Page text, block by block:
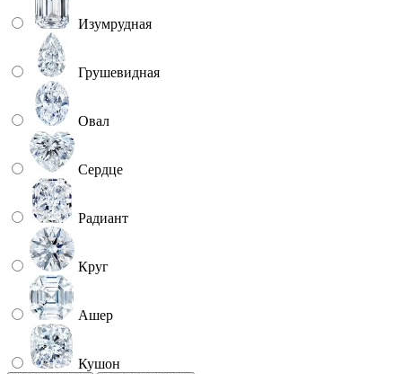
Изумрудная
Грушевидная
Овал
Сердце
Радиант
Круг
Ашер
Кушон